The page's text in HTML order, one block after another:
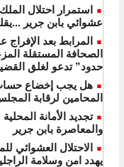
استمرار احتلال
عشوائي بابن جرير
المرابط بعد
الصحافة المستقلة
حدود” تدعو لغلق
هل يجب إخضاع حساب
المحامين لرقابة
تجديد الأمانة
والمعاصرة بابن جرير
الاحتلال العشوائي
يهدد امن وسلامة